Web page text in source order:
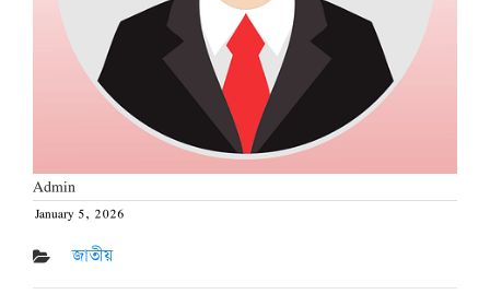
Admin
Posted
on
January 5, 2026
জাতীয়